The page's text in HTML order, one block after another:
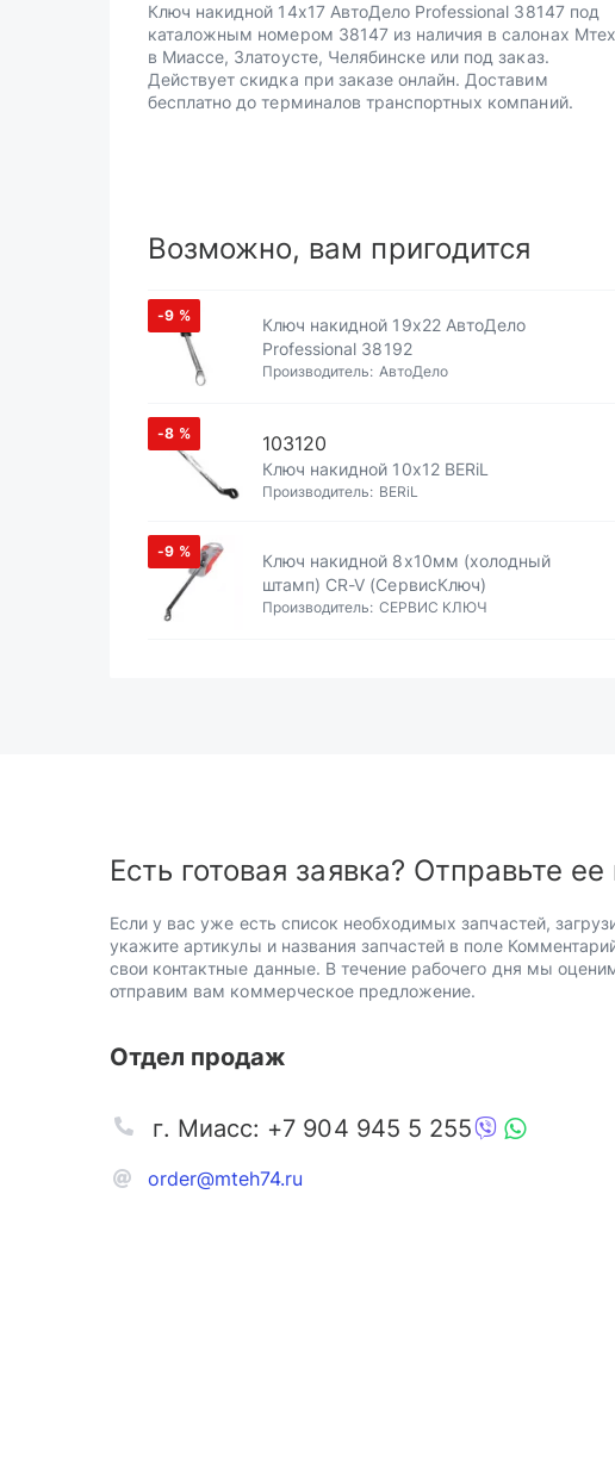
Ключ накидной 14х17 АвтоДело Professional 38147 под
каталожным номером 38147 из наличия в салонах Мтех
в Миассе, Златоусте, Челябинске или под заказ.
Действует скидка при заказе онлайн. Доставим
бесплатно до терминалов транспортных компаний.
Возможно, вам пригодится
-9 %
Ключ накидной 19х22 АвтоДело
Professional 38192
Производитель: АвтоДело
-8 % 103120
Ключ накидной 10х12 BERiL
Производитель: BERiL
-9 %
Ключ накидной 8х10мм (холодный
штамп) CR-V (СервисКлюч)
Производитель: СЕРВИС КЛЮЧ
Есть готовая заявка? Отправьте
Если у вас уже есть список необходимых запчастей,
укажите артикулы и названия запчастей в поле
свои контактные данные. В течение рабочего дня мы
отправим вам коммерческое предложение.
Отдел продаж
order@mteh74.ru
г. Миасс: +7 904 945 5 255